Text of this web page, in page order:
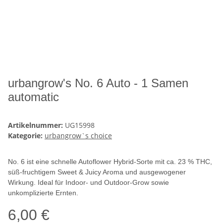
urbangrow's No. 6 Auto - 1 Samen
automatic
Artikelnummer: UG15998
Kategorie: urbangrow`s choice
No. 6 ist eine schnelle Autoflower Hybrid-Sorte mit ca. 23 % THC,
süß-fruchtigem Sweet & Juicy Aroma und ausgewogener
Wirkung. Ideal für Indoor- und Outdoor-Grow sowie
unkomplizierte Ernten.
6,00 €